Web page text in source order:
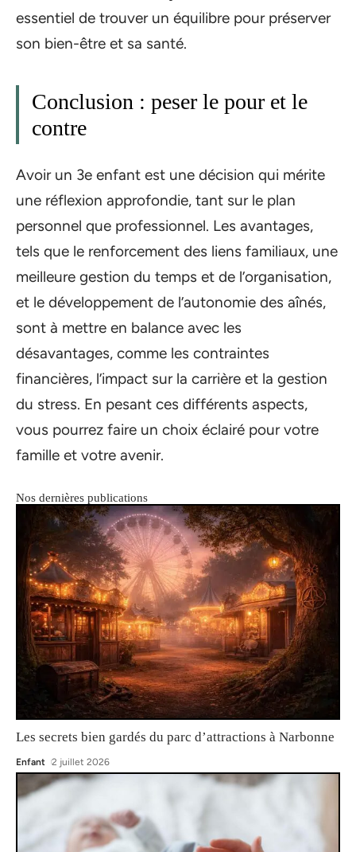
essentiel de trouver un équilibre pour préserver
son bien-être et sa santé.
Conclusion : peser le pour et le
contre
Avoir un 3e enfant est une décision qui mérite
une réflexion approfondie, tant sur le plan
personnel que professionnel. Les avantages,
tels que le renforcement des liens familiaux, une
meilleure gestion du temps et de l’organisation,
et le développement de l’autonomie des aînés,
sont à mettre en balance avec les
désavantages, comme les contraintes
financières, l’impact sur la carrière et la gestion
du stress. En pesant ces différents aspects,
vous pourrez faire un choix éclairé pour votre
famille et votre avenir.
Nos dernières publications
Les secrets bien gardés du parc d’attractions à Narbonne
Enfant 2 juillet 2026